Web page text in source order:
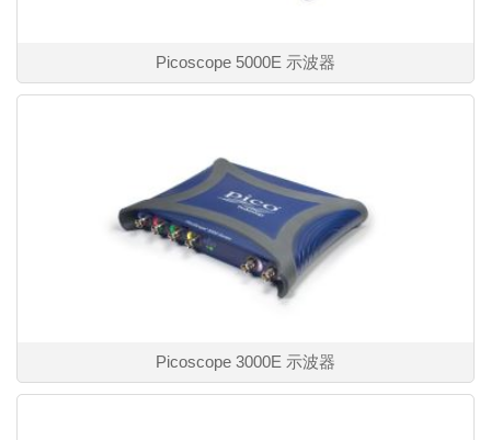
Picoscope 5000E 示波器
Picoscope 3000E 示波器